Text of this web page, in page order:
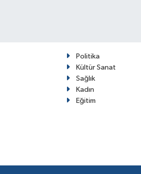
Politika
Kültür Sanat
Sağlık
Kadın
Eğitim